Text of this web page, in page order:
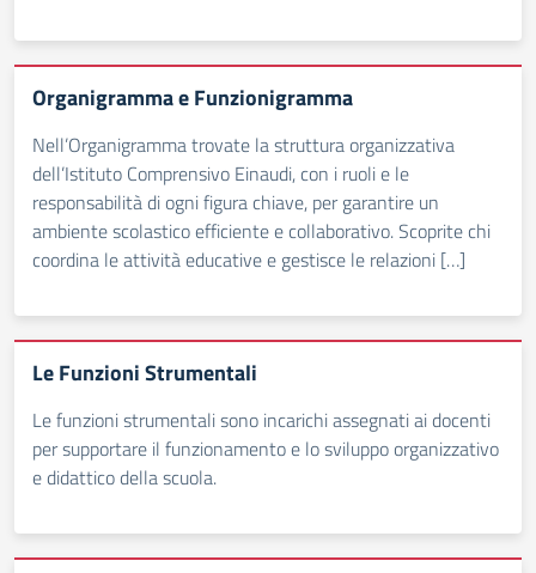
Organigramma e Funzionigramma
Nell’Organigramma trovate la struttura organizzativa
dell’Istituto Comprensivo Einaudi, con i ruoli e le
responsabilità di ogni figura chiave, per garantire un
ambiente scolastico efficiente e collaborativo. Scoprite chi
coordina le attività educative e gestisce le relazioni […]
Le Funzioni Strumentali
Le funzioni strumentali sono incarichi assegnati ai docenti
per supportare il funzionamento e lo sviluppo organizzativo
e didattico della scuola.